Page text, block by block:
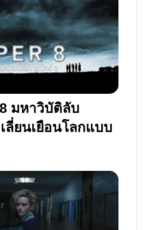
พลิก
โลก
มหาวิบัติลับ
ลี่ยนเยือนโลกแบบ